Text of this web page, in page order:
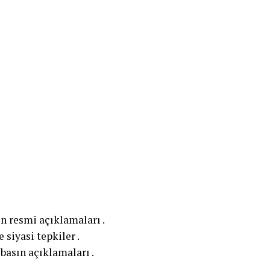
resmi açıklamaları .
siyasi tepkiler .
açıklamaları .